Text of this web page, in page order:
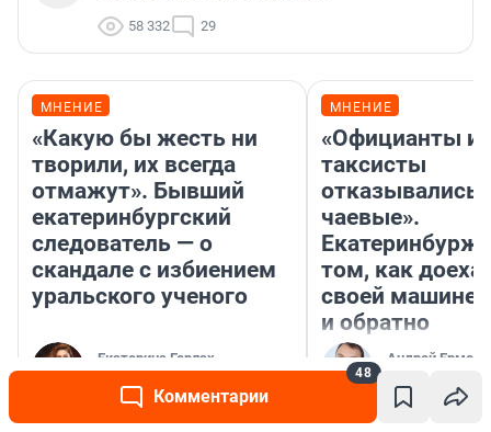
Комментарии
48
58 332 29
МНЕНИЕ
«Какую бы жесть ни
творили, их всегда
отмажут». Бывший
екатеринбургский
следователь — о
скандале с избиением
уральского ученого
Екатерина Герлах
МНЕНИЕ
«Официанты и
таксисты
отказывались
чаевые».
том, как
своей машине
и обратно
Андрей